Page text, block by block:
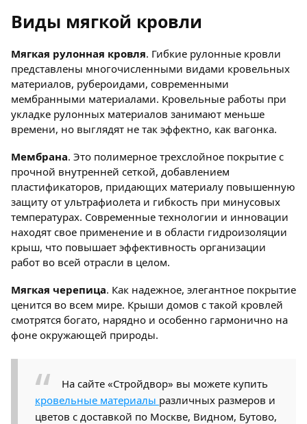
Виды мягкой кровли
Мягкая рулонная кровля. Гибкие рулонные кровли
представлены многочисленными видами кровельных
материалов, рубероидами, современными
мембранными материалами. Кровельные работы при
укладке рулонных материалов занимают меньше
времени, но выглядят не так эффектно, как вагонка.
Мембрана. Это полимерное трехслойное покрытие с
прочной внутренней сеткой, добавлением
пластификаторов, придающих материалу повышенную
защиту от ультрафиолета и гибкость при минусовых
температурах. Современные технологии и инновации
находят свое применение и в области гидроизоляции
крыш, что повышает эффективность организации
работ во всей отрасли в целом.
Мягкая черепица. Как надежное, элегантное покрытие
ценится во всем мире. Крыши домов с такой кровлей
смотрятся богато, нарядно и особенно гармонично на
фоне окружающей природы.
На сайте «Стройдвор» вы можете купить
кровельные материалы различных размеров и
цветов с доставкой по Москве, Видном, Бутово,